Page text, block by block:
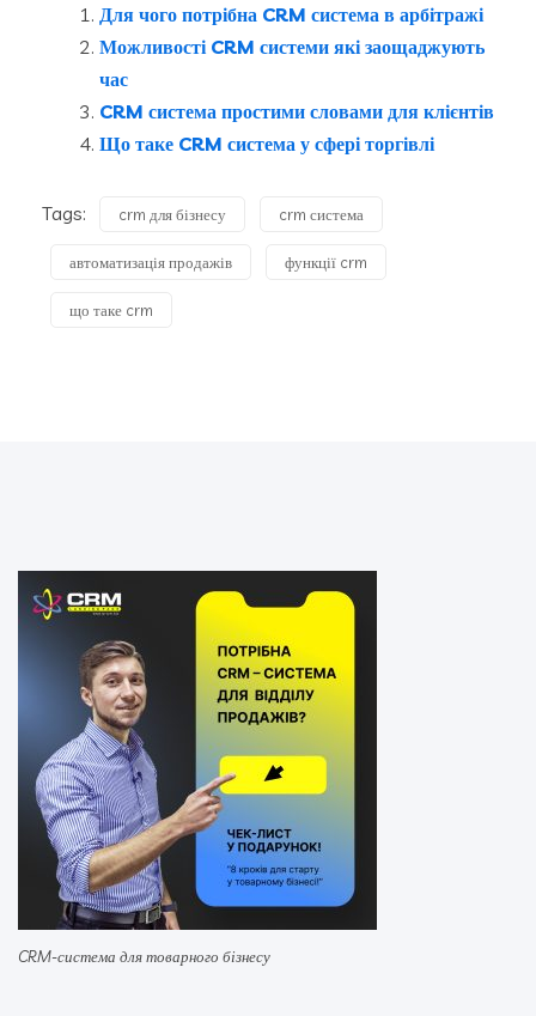
Для чого потрібна CRM система в арбітражі
Можливості CRM системи які заощаджують
час
CRM система простими словами для клієнтів
Що таке CRM система у сфері торгівлі
Tags: crm для бізнесу crm система
автоматизація продажів функції crm
що таке crm
CRM-система для товарного бізнесу